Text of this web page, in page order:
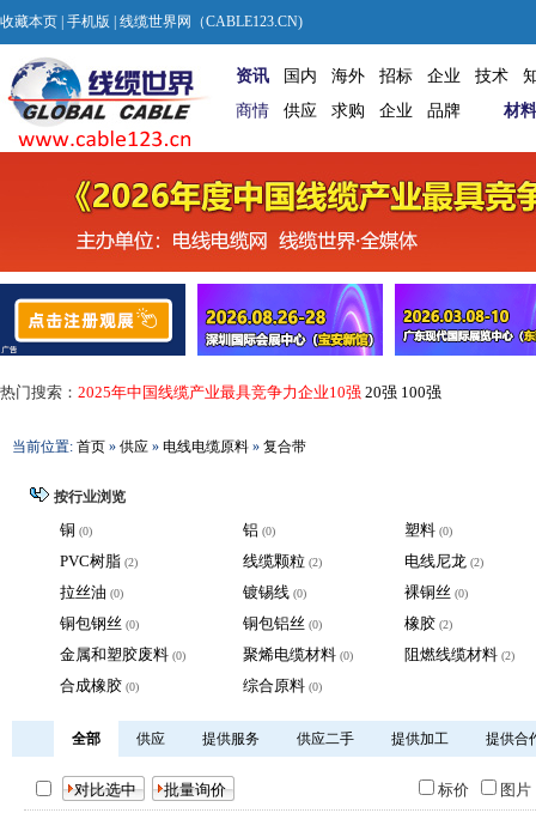
收藏本页 手机版 | 线缆世界网（CABLE123.CN)
资讯 国内 海外 招标 企业 技术
商情
供应 求购 企业 品牌 材料
热门搜索： 2025年中国线缆产业最具竞争力企业10强 20强 100强
当前位置: 首页 » 供应 » 电线电缆原料 » 复合带
按行业浏览
铜 (0) 铝 (0) 塑料 (0)
PVC树脂 (2) 线缆颗粒 (2) 电线尼龙 (2)
拉丝油 (0) 镀锡线 (0) 裸铜丝 (0)
铜包钢丝 (0) 铜包铝丝 (0) 橡胶 (2)
金属和塑胶废料 (0) 聚烯电缆材料 (0) 阻燃线缆材料 (2)
合成橡胶 (0) 综合原料 (0)
全部 供应 提供服务 供应二手 提供加工 提供合
标价 图